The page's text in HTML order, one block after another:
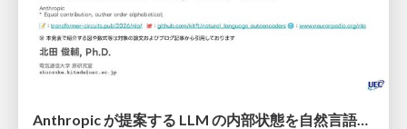
Anthropic が提案する LLM の内部状態を自然言語で説明可能にした Natural Language Autoencoders / Natural Language Autoencoders Produce Unsupervised Explanations of LLM Activations